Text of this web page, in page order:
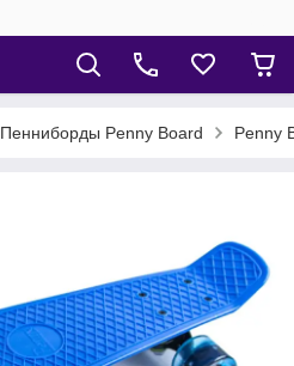
Пенниборды Penny Board Penny